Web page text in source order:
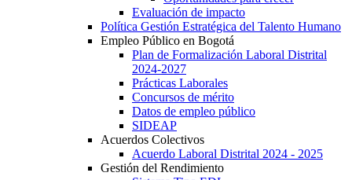
Evaluación de impacto
Política Gestión Estratégica del Talento Humano
Empleo Público en Bogotá
Plan de Formalización Laboral Distrital
2024-2027
Prácticas Laborales
Concursos de mérito
Datos de empleo público
SIDEAP
Acuerdos Colectivos
Acuerdo Laboral Distrital 2024 - 2025
Gestión del Rendimiento